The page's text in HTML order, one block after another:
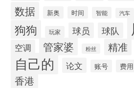
数据 新奥 时间 智能 汽车
狗狗 玩家 球员 球队
空调 管家婆 粉丝 精准
自己的 论文 账号 费用
香港